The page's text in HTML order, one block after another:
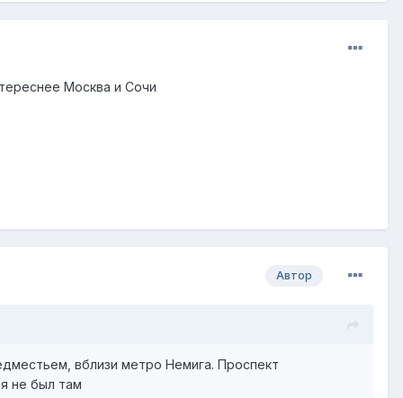
Москва и Сочи
Автор
вблизи метро Немига. Проспект
не был там